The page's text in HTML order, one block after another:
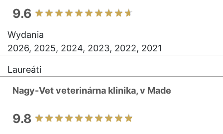
9.6
Wydania
2026, 2025, 2024, 2023, 2022, 2021
Laureáti
Nagy-Vet veterinárna klinika, v Made
9.8